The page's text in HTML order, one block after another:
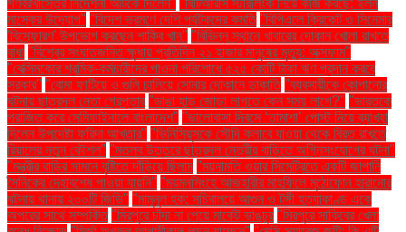
গণবরখাস্তের নির্দেশনা আটকে দিলেন" "বিটিআরসি স্টারলিংক নিয়ে কাজ করছে: ইলন
মাস্কের উদ্যোগ" "বিদেশ ভ্রমণে দেশি পর্যটকদের কমতি "বিপিএলে ক্রিকেট ও সিনেমার
'বিস্ফোরণ' উপভোগ করছেন শাকিব খান" "বিভিন্ন স্থানে খাবারের দোকান খোলা রাখতে
বাধা "বিশ্বের সংঘাতজনিত ক্ষুধায় প্রতিদিন ২১ হাজার মানুষের মৃত্যু: অক্সফাম"
"বেক্সিমকোর শ্রমিক-কর্মচারীদের পাওনা পরিশোধে ৫২৫ কোটি টাকা ঋণ প্রদান করবে
সরকার" "বোমা ফাটিয়ে ও গুলি চালিয়ে সোনার দোকানে ডাকাতি "ব্যবসায়ীকে কোপানোর
ঘটনায় ছাত্রদল নেতা গ্রেপ্তার "ভাঙা হাড় জোড়া লাগতে কেন সময় লাগে?" "ভারতকে
পরাজিত করে সেমিফাইনালে বাংলাদেশ" "ভালোবাসা দিবসে ‘তামাশা’ পোস্ট নিয়ে ব্যাখ্যা
দিলেন উপদেষ্টা ফরিদা আখতার" "ভিনিসিয়ুসকে সৌদি ক্লাবে যাওয়া থেকে বিরত রাখতে
রিয়ালের নতুন কৌশল" "মতলব উত্তরে ছাত্রদল নেত্রীর বাড়িতে অগ্নিসংযোগের ঘটনা"
"মন্ত্রীর বাড়ির সামনে বৃষ্টিতে দাঁড়িয়ে ছিলাম "ময়নামতি ওয়ার সিমেট্রিতে একটি জাপানি
সৈনিকের দেহাবশেষ পাওয়া যায়নি" "ময়মনসিংহে আজহারীর মাহফিলে মুঠোফোন হারানোর
ঘটনায় থানায় ২০০টি জিডি" "মামুনুল হক: সচিবালয়ে আগুন ও টঙ্গী হত্যাকাণ্ড একে
অপরের সাথে সম্পর্কিত "মিরপুরে চাঁদা না পেয়ে মার্কেট ভাঙচুর "মিরপুরে সাকিবের খেলা